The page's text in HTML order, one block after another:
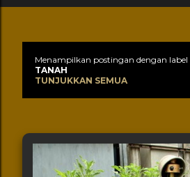
Postingan
Menampilkan postingan dengan label
TANAH
TUNJUKKAN SEMUA